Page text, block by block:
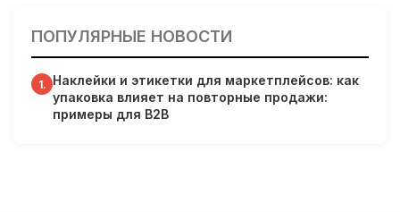
31.01.2026
Гарвардские ученые обнаружили сеть лимфатических
сосудов в мозге человека и мышей
31.01.2026
ПОПУЛЯРНЫЕ НОВОСТИ
1. Наклейки и этикетки для маркетплейсов: как
упаковка влияет на повторные продажи:
примеры для B2B